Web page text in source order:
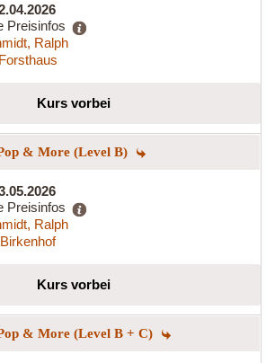
Preisinfos
Ralph
Kurs vorbei
& More (Level B)
Preisinfos
Ralph
Kurs vorbei
& More (Level B + C)